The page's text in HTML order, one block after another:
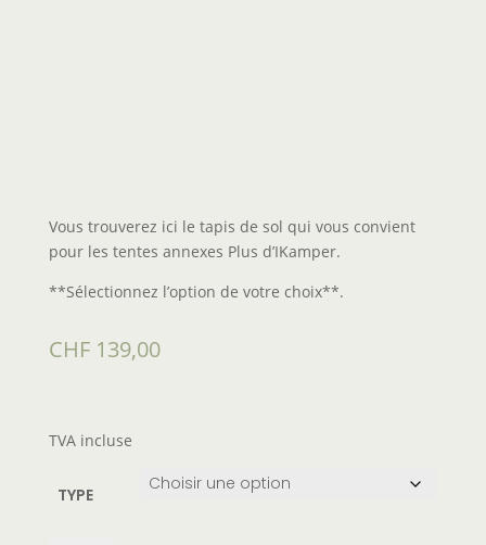
Vous trouverez ici le tapis de sol qui vous convient
pour les tentes annexes Plus d’IKamper.
**Sélectionnez l’option de votre choix**.
CHF139,00
TVA incluse
TYPE